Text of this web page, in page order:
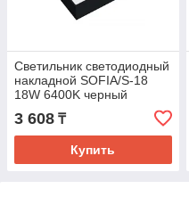
Светильник светодиодный
накладной SOFIA/S-18
18W 6400K черный
3 608 ₸
Купить